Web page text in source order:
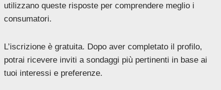
utilizzano queste risposte per comprendere meglio i
consumatori.
L’iscrizione è gratuita. Dopo aver completato il profilo,
potrai ricevere inviti a sondaggi più pertinenti in base ai
tuoi interessi e preferenze.